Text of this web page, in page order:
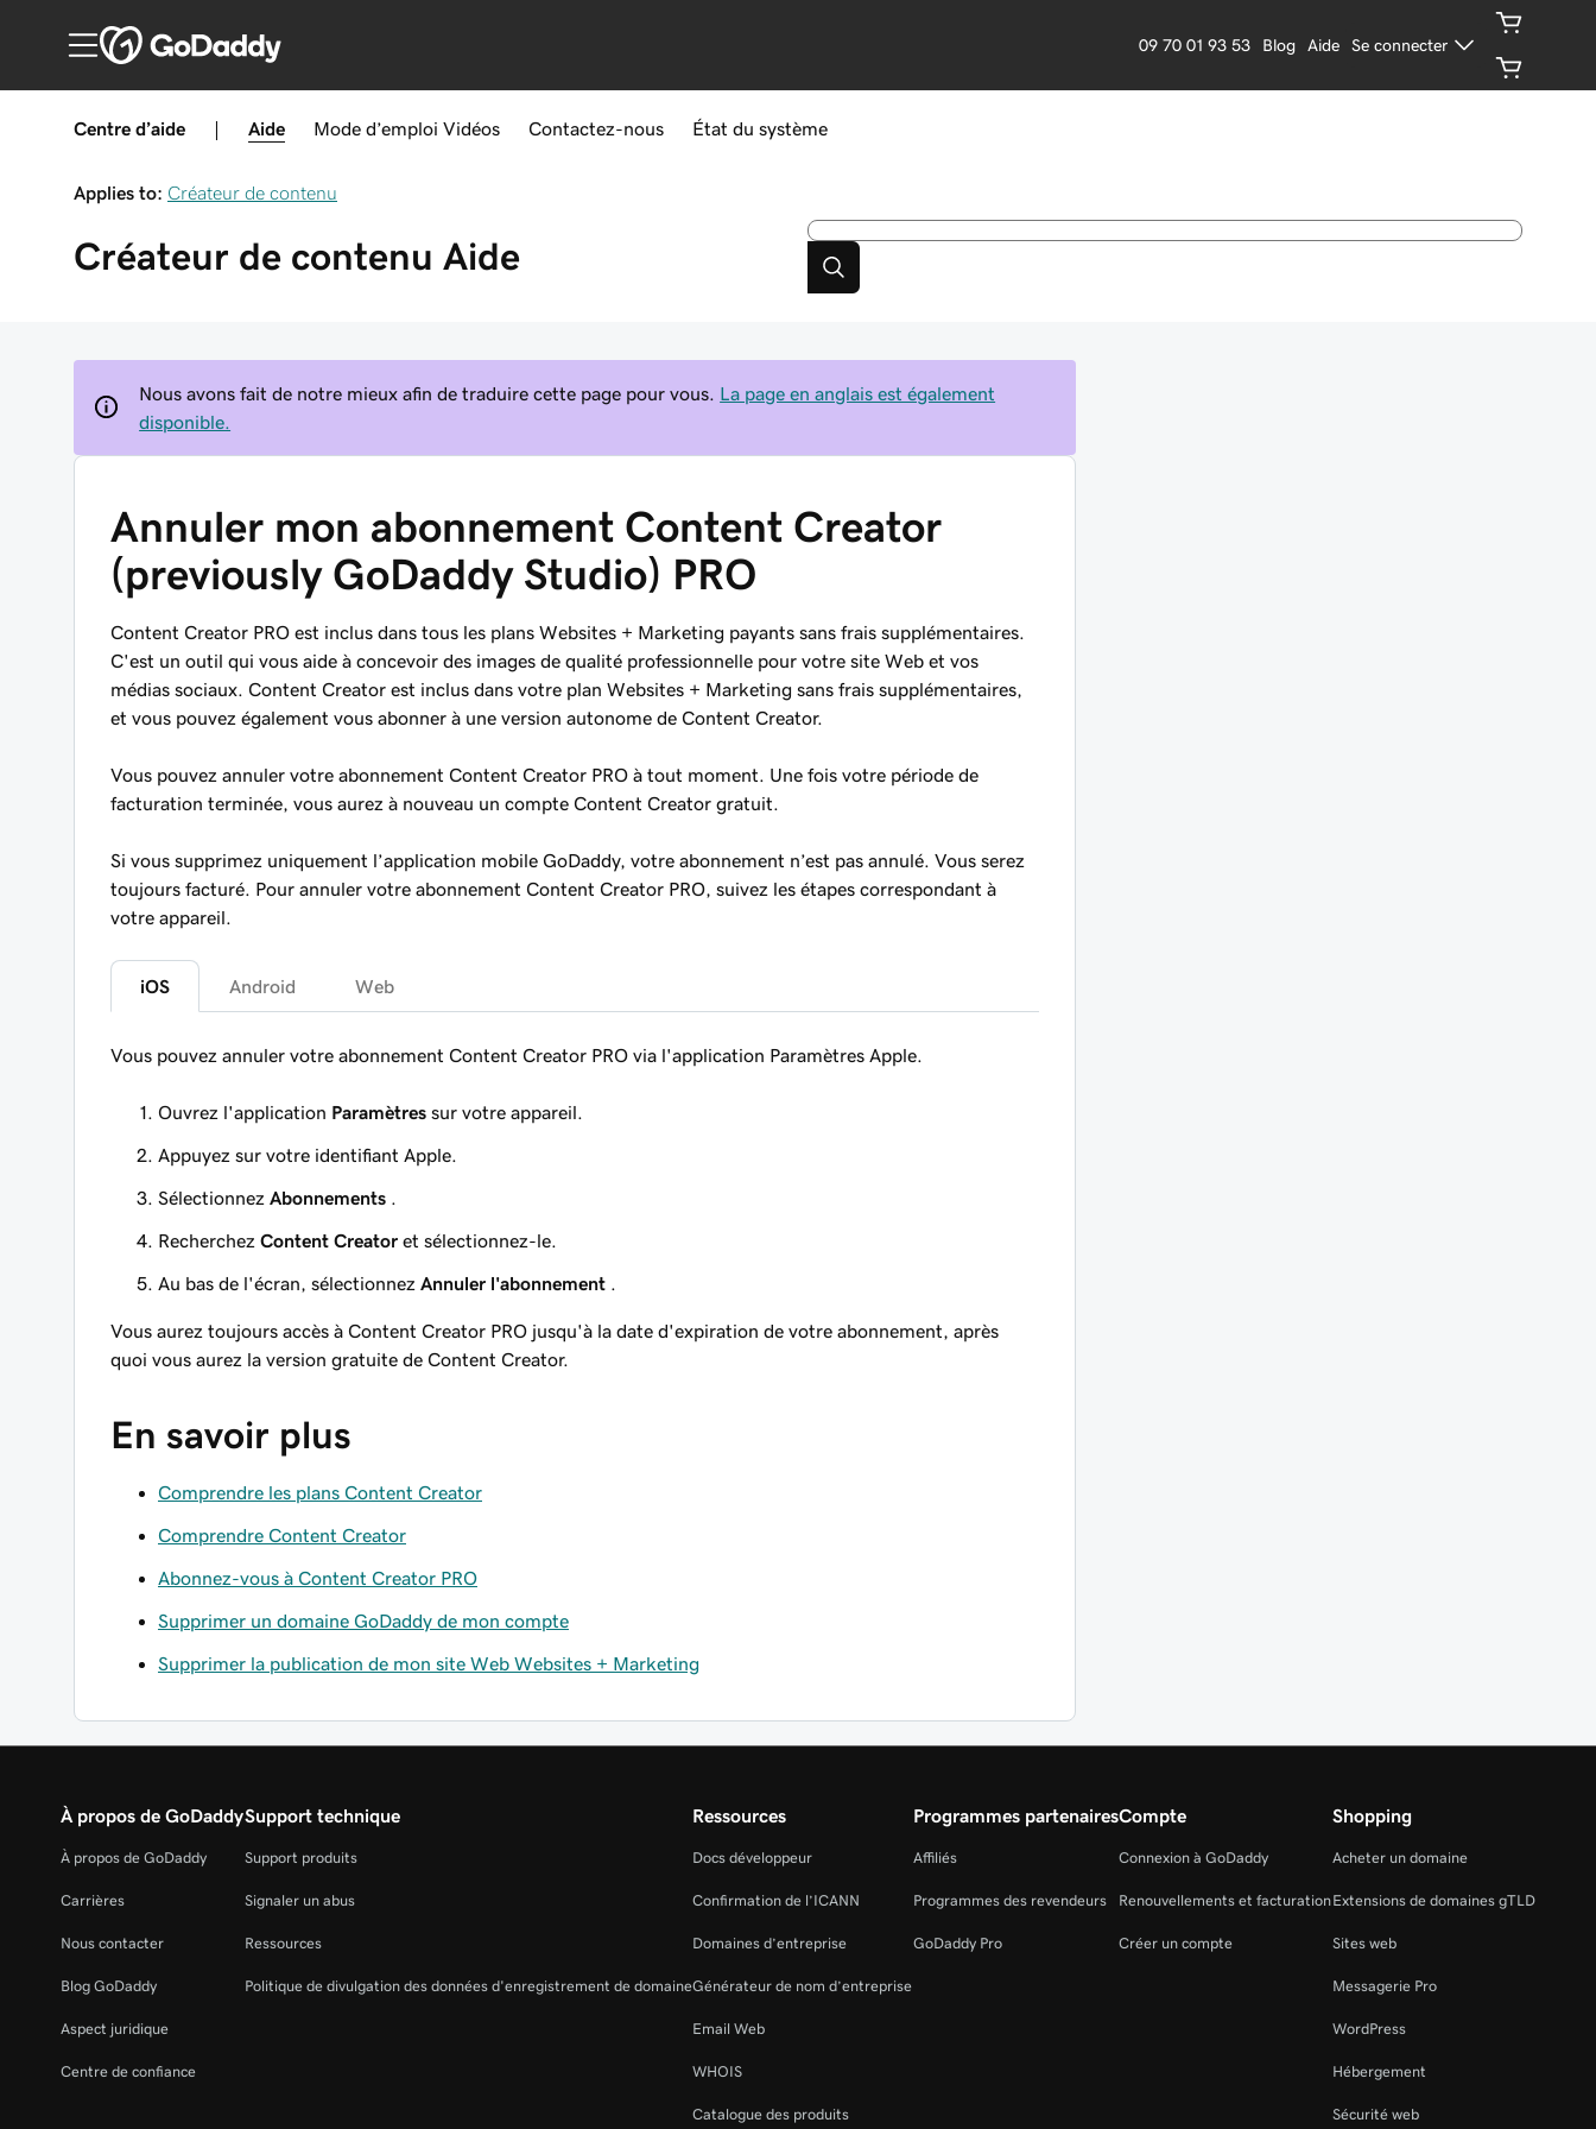
09 70 01 93 53 Blog Aide Se connecter
Centre d’aide Aide Mode d’emploi Vidéos Contactez-nous État du système
Applies to: Créateur de contenu
Créateur de contenu Aide
Nous avons fait de notre mieux afin de traduire cette page pour vous.
La page en anglais est également
disponible.
Annuler mon abonnement Content Creator
(previously GoDaddy Studio) PRO
Content Creator PRO est inclus dans tous les plans Websites + Marketing payants sans frais supplémentaires.
C'est un outil qui vous aide à concevoir des images de qualité professionnelle pour votre site Web et vos
médias sociaux. Content Creator est inclus dans votre plan Websites + Marketing sans frais supplémentaires,
et vous pouvez également vous abonner à une version autonome de Content Creator.
Vous pouvez annuler votre abonnement Content Creator PRO à tout moment. Une fois votre période de
facturation terminée, vous aurez à nouveau un compte Content Creator gratuit.
Si vous supprimez uniquement l’application mobile GoDaddy, votre abonnement n’est pas annulé. Vous serez
toujours facturé. Pour annuler votre abonnement Content Creator PRO, suivez les étapes correspondant à
votre appareil.
iOS Android Web
Vous pouvez annuler votre abonnement Content Creator PRO via l'application Paramètres Apple.
Ouvrez l'application Paramètres sur votre appareil.
Appuyez sur votre identifiant Apple.
Sélectionnez Abonnements
Recherchez Content Creator et sélectionnez-le.
Au bas de l'écran, sélectionnez Annuler l'abonnement
Vous aurez toujours accès à Content Creator PRO jusqu'à la date d'expiration de votre abonnement, après
quoi vous aurez la version gratuite de Content Creator.
En savoir plus
Comprendre les plans Content Creator
Comprendre Content Creator
Abonnez-vous à Content Creator PRO
Supprimer un domaine GoDaddy de mon compte
Supprimer la publication de mon site Web Websites + Marketing
À propos de GoDaddy
À propos de GoDaddy
Carrières
Nous contacter
Blog GoDaddy
Aspect juridique
Centre de confiance
Support technique
Support produits
Signaler un abus
Ressources
Politique de divulgation des données d'enregistrement de domaine
Ressources
Docs développeur
Confirmation de l’ICANN
Domaines d’entreprise
Générateur de nom d’entreprise
Email Web
WHOIS
Catalogue des produits
Programmes partenaires
Affiliés
Programmes des revendeurs
GoDaddy Pro
Compte
Connexion à GoDaddy
Renouvellements et facturation
Créer un compte
Shopping
Acheter un domaine
Extensions de domaines gTLD
Sites web
Messagerie Pro
WordPress
Hébergement
Sécurité web